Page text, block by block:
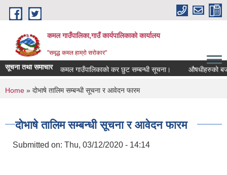
Skip to main content
कमल गाउँपालिका,गाउँ कार्यपालिकाको कार्यालय
"समृद्ध कमल हाम्रो सरोकार"
सूचना तथा समाचार कमल गाउँपालिकाको कर छुट सम्बन्धी सूचना। औषधीहरुको
You are here
Home » दोभाषे तालिम सम्बन्धी सूचना र आवेदन फारम
दोभाषे तालिम सम्बन्धी सूचना र आवेदन फारम
Submitted on: Thu, 03/12/2020 - 14:14